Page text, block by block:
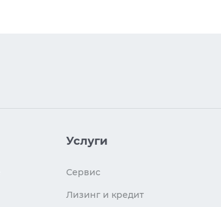
Услуги
Сервис
Лизинг и кредит